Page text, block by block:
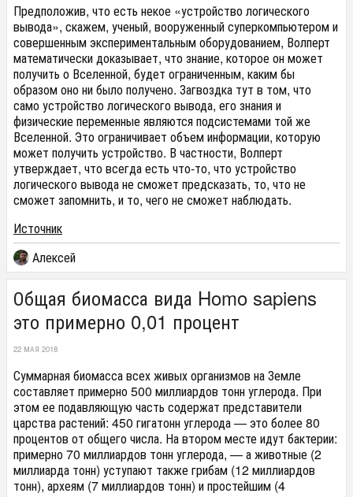
Предположив, что есть некое «устройство логического
вывода», скажем, ученый, вооруженный суперкомпьютером и
совершенным экспериментальным оборудованием, Волперт
математически доказывает, что знание, которое он может
получить о Вселенной, будет ограниченным, каким бы
образом оно ни было получено. Загвоздка тут в том, что
само устройство логического вывода, его знания и
физические переменные являются подсистемами той же
Вселенной. Это ограничивает объем информации, которую
может получить устройство. В частности, Волперт
утверждает, что всегда есть что-то, что устройство
логического вывода не сможет предсказать, то, что не
сможет запомнить, и то, чего не сможет наблюдать.
Источник
Алексей
Общая биомасса вида Homo sapiens
это примерно 0,01 процент
22 МАЯ 2018
Суммарная биомасса всех живых организмов на Земле
составляет примерно 500 миллиардов тонн углерода. При
этом ее подавляющую часть содержат представители
царства растений: 450 гигатонн углерода — это более 80
процентов от общего числа. На втором месте идут бактерии:
примерно 70 миллиардов тонн углерода, — а животные (2
миллиарда тонн) уступают также грибам (12 миллиардов
тонн), археям (7 миллиардов тонн) и простейшим (4